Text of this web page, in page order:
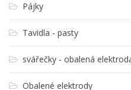
Pájky
Tavidla - pasty
svářečky - obalená
Obalené elektrody